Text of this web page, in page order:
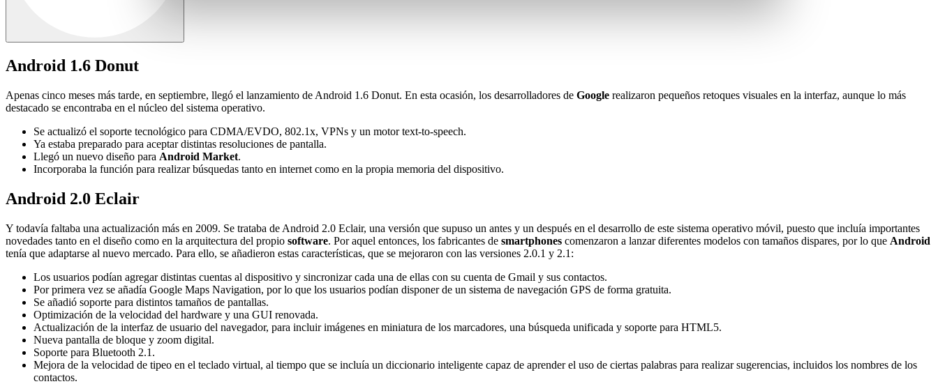
Android 1.6 Donut
Apenas cinco meses más tarde, en septiembre, llegó el lanzamiento de Android 1.6 Donut. En esta ocasión, los desarrolladores de Google realizaron pequeños retoques visuales en la interfaz, aunque lo más
destacado se encontraba en el núcleo del sistema operativo.
Se actualizó el soporte tecnológico para CDMA/EVDO, 802.1x, VPNs y un motor text-to-speech.
Ya estaba preparado para aceptar distintas resoluciones de pantalla.
Llegó un nuevo diseño para Android Market.
Incorporaba la función para realizar búsquedas tanto en internet como en la propia memoria del dispositivo.
Android 2.0 Eclair
Y todavía faltaba una actualización más en 2009. Se trataba de Android 2.0 Eclair, una versión que supuso un antes y un después en el desarrollo de este sistema operativo móvil, puesto que incluía importantes
novedades tanto en el diseño como en la arquitectura del propio software. Por aquel entonces, los fabricantes de smartphones comenzaron a lanzar diferentes modelos con tamaños dispares, por lo que Android
tenía que adaptarse al nuevo mercado. Para ello, se añadieron estas características, que se mejoraron con las versiones 2.0.1 y 2.1:
Los usuarios podían agregar distintas cuentas al dispositivo y sincronizar cada una de ellas con su cuenta de Gmail y sus contactos.
Por primera vez se añadía Google Maps Navigation, por lo que los usuarios podían disponer de un sistema de navegación GPS de forma gratuita.
Se añadió soporte para distintos tamaños de pantallas.
Optimización de la velocidad del hardware y una GUI renovada.
Actualización de la interfaz de usuario del navegador, para incluir imágenes en miniatura de los marcadores, una búsqueda unificada y soporte para HTML5.
Nueva pantalla de bloque y zoom digital.
Soporte para Bluetooth 2.1.
Mejora de la velocidad de tipeo en el teclado virtual, al tiempo que se incluía un diccionario inteligente capaz de aprender el uso de ciertas palabras para realizar sugerencias, incluidos los nombres de los
contactos.